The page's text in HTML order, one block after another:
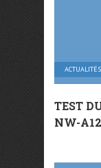
ACTUALITÉS
TEST
NW-